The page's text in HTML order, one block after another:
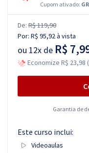
Cupom ativado:
De: R$ 119,90
Por: R$ 95,92à vista
ou 12x de R$
Economize R$ 23,98
Garantia de
Este curso inclui:
Videoaulas